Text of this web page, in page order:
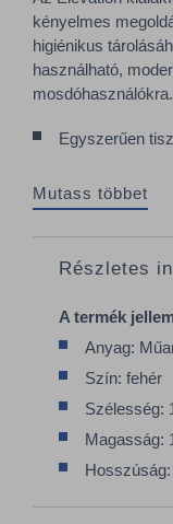
kényelmes
higiénikus
használható,
mosdóhasználókra.
Egyszerűen
Mutass többet
Részletes
A termék
Anyag:
Szín: fehér
Szélesség:
Magasság: